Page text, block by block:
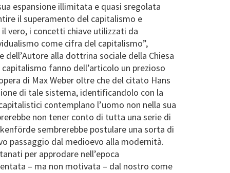
espansione illimitata e quasi sregolata
il superamento del capitalismo e
vero, i concetti chiave utilizzati da
come cifra del capitalismo”,
alla dottrina sociale della Chiesa
fanno dell’articolo un prezioso
di Max Weber oltre che del citato Hans
di tale sistema, identificandolo con la
contemplano l’uomo non nella sua
non tener conto di tutta una serie di
sembrerebbe postulare una sorta di
passaggio dal medioevo alla modernità.
per approdare nell’epoca
– ma non motivata – dal nostro come